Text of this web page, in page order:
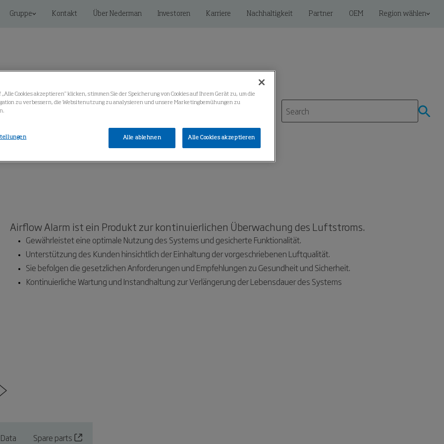
Gruppe Kontakt Über Nederman Investoren Karriere Nachhaltigkeit Partner OEM Region wählen
Airflow Alarm ist ein Produkt zur kontinuierlichen Überwachung des Luftstroms.
Gewährleistet eine optimale Nutzung des Systems und gesicherte Funktionalität.
Unterstützung des Kunden hinsichtlich der Einhaltung der vorgeschriebenen Luftqualität.
Sie befolgen die gesetzlichen Anforderungen und Empfehlungen zu Gesundheit und Sicherheit.
Kontinuierliche Wartung und Instandhaltung zur Verlängerung der Lebensdauer des Systems
Spare parts
„Alle Cookies akzeptieren“ klicken, stimmen Sie der Speicherung von Cookies auf Ihrem Gerät zu, um die
zu verbessern, die Websitenutzung zu analysieren und unsere Marketingbemühungen zu
Alle ablehnen Alle Cookies akzeptieren